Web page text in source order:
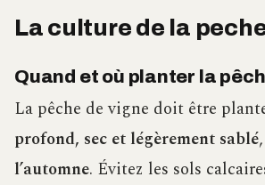
La culture de la
Quand et où planter la
La pêche de vigne doit être
profond, sec et légèrement sablé
l’automne. Évitez les sols